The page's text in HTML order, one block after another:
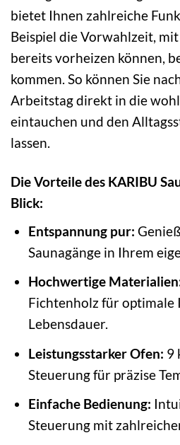
bietet Ihnen zahlreiche
Beispiel die Vorwahlzeit,
bereits vorheizen können,
kommen. So können Sie
Arbeitstag direkt in die
eintauchen und den
lassen.
Die Vorteile des KARIBU
Blick:
Entspannung pur:
Saunagänge in Ihrem
Hochwertige
Fichtenholz für optimale
Lebensdauer.
Leistungsstarker Ofen: 9
Steuerung für präzise
Einfache Bedienung:
Steuerung mit